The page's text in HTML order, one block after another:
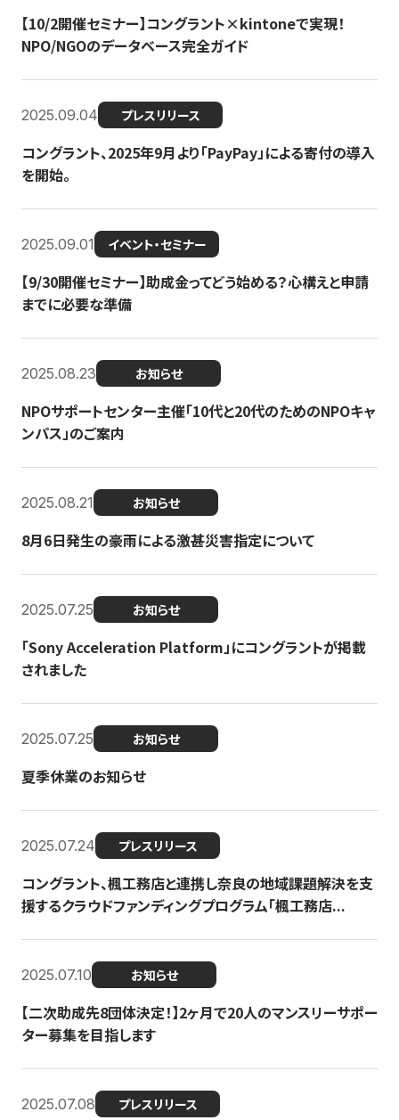
【10/2開催セミナー】コングラント×kintoneで実現！
NPO/NGOのデータベース完全ガイド
2025.09.04 プレスリリース
コングラント、2025年9月より「PayPay」による寄付の導入
を開始。
2025.09.01 イベント・セミナー
【9/30開催セミナー】助成金ってどう始める？心構えと申請
までに必要な準備
2025.08.23 お知らせ
NPOサポートセンター主催「10代と20代のためのNPOキャ
ンパス」のご案内
2025.08.21 お知らせ
8月6日発生の豪雨による激甚災害指定について
2025.07.25 お知らせ
「Sony Acceleration Platform」にコングラントが掲載
されました
2025.07.25 お知らせ
夏季休業のお知らせ
2025.07.24 プレスリリース
コングラント、楓工務店と連携し奈良の地域課題解決を支
援するクラウドファンディングプログラム「楓工務店...
2025.07.10 お知らせ
【二次助成先8団体決定！】2ヶ月で20人のマンスリーサポー
ター募集を目指します
2025.07.08 プレスリリース